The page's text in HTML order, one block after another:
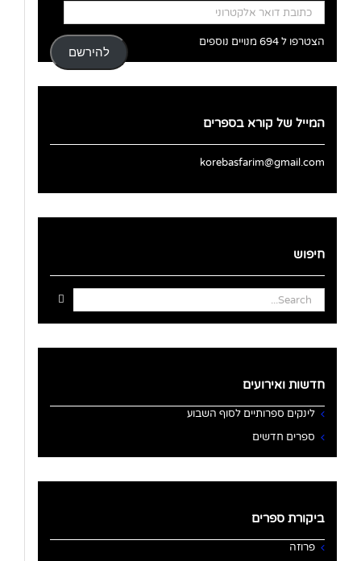
כתובת
דואר
אלקטרוני
להירשם
הצטרפו ל 694 מנויים נוספים
המייל של קורא בספרים
korebasfarim@gmail.com
חיפוש
Search
for:
חדשות ואירועים
לינקים ספרותיים לסוף השבוע
ספרים חדשים
ביקורת ספרים
פרוזה